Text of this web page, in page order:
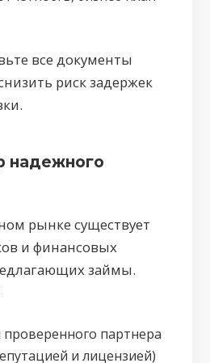
все документы
риск задержек
надежного
рынке существует
и финансовых
займы.
партнера
и лицензией)